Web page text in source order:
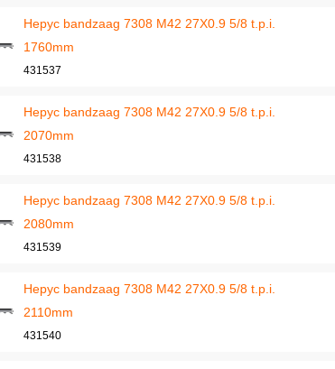
Hepyc bandzaag 7308 M42 27X0.9 5/8 t.p.i.
1760mm
431537
Hepyc bandzaag 7308 M42 27X0.9 5/8 t.p.i.
2070mm
431538
Hepyc bandzaag 7308 M42 27X0.9 5/8 t.p.i.
2080mm
431539
Hepyc bandzaag 7308 M42 27X0.9 5/8 t.p.i.
2110mm
431540